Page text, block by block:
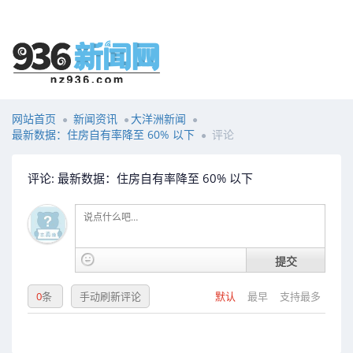
网站首页 新闻资讯
大洋洲新闻
最新数据：住房自有率降至 60% 以下
评论
评论: 最新数据：住房自有率降至 60% 以下
提交
默认 最早 支持最多
0条 手动刷新评论